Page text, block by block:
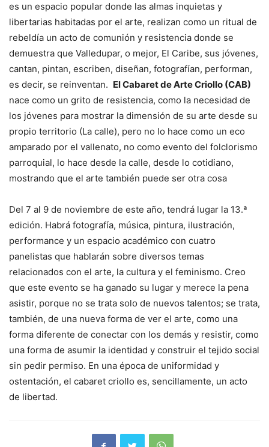
es un espacio popular donde las almas inquietas y
libertarias habitadas por el arte, realizan como un ritual de
rebeldía un acto de comunión y resistencia donde se
demuestra que Valledupar, o mejor, El Caribe, sus jóvenes,
cantan, pintan, escriben, diseñan, fotografían, performan,
es decir, se reinventan. El Cabaret de Arte Criollo (CAB)
nace como un grito de resistencia, como la necesidad de
los jóvenes para mostrar la dimensión de su arte desde su
propio territorio (La calle), pero no lo hace como un eco
amparado por el vallenato, no como evento del folclorismo
parroquial, lo hace desde la calle, desde lo cotidiano,
mostrando que el arte también puede ser otra cosa
Del 7 al 9 de noviembre de este año, tendrá lugar la 13.ª
edición. Habrá fotografía, música, pintura, ilustración,
performance y un espacio académico con cuatro
panelistas que hablarán sobre diversos temas
relacionados con el arte, la cultura y el feminismo. Creo
que este evento se ha ganado su lugar y merece la pena
asistir, porque no se trata solo de nuevos talentos; se trata,
también, de una nueva forma de ver el arte, como una
forma diferente de conectar con los demás y resistir, como
una forma de asumir la identidad y construir el tejido social
sin pedir permiso. En una época de uniformidad y
ostentación, el cabaret criollo es, sencillamente, un acto
de libertad.